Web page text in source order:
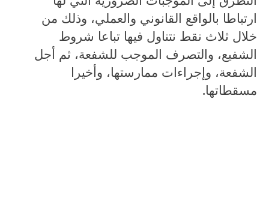
ارتباطا بالواقع القانوني والعملي، وذلك من
خلال ثلاث نقط نتناول فيها تباعا شروط
الشفيع، والتصرف الموجب للشفعة، ثم أجل
الشفعة، وإجراءات ممارستها، وأخيرا
مسقطاتها.